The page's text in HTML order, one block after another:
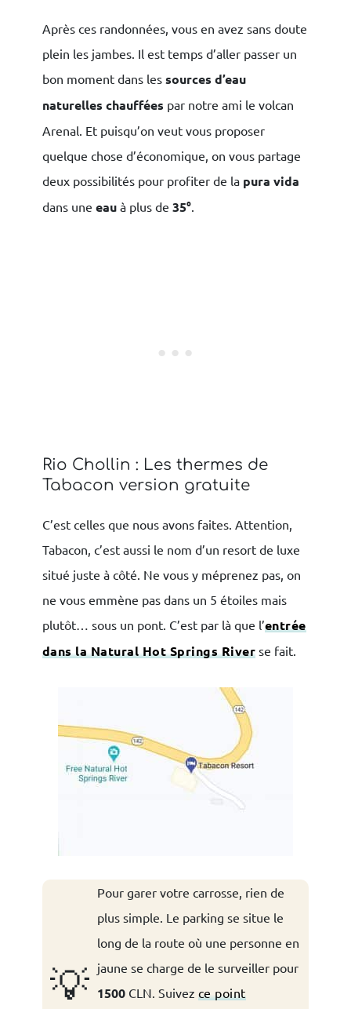
Après ces randonnées, vous en avez sans doute
plein les jambes. Il est temps d’aller passer un
bon moment dans les sources d’eau
naturelles chauffées par notre ami le volcan
Arenal. Et puisqu’on veut vous proposer
quelque chose d’économique, on vous partage
deux possibilités pour profiter de la pura vida
dans une eauà plus de 35°.
Rio Chollin : Les thermes de
Tabacon version gratuite
C’est celles que nous avons faites. Attention,
Tabacon, c’est aussi le nom d’un resort de luxe
situé juste à côté. Ne vous y méprenez pas, on
ne vous emmène pas dans un 5 étoiles mais
plutôt… sous un pont. C’est par là que l’entrée
dans la Natural Hot Springs River se fait.
💡
Pour garer votre carrosse, rien de
plus simple. Le parking se situe le
long de la route où une personne en
jaune se charge de le surveiller pour
1500CLN. Suivez ce point